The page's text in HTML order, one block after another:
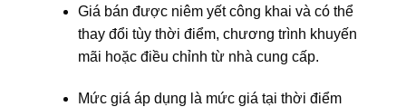
Giá bán được niêm yết công khai và có thể
thay đổi tùy thời điểm, chương trình khuyến
mãi hoặc điều chỉnh từ nhà cung cấp.
Mức giá áp dụng là mức giá tại thời điểm